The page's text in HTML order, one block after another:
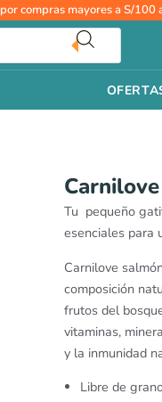
por compras mayores a S/
Tu pequeño
esenciales para
Carnilove
composición
frutos del
vitaminas,
y la inmunidad
Libre de
Carnilove
gatitos
salmon
y
cantidad